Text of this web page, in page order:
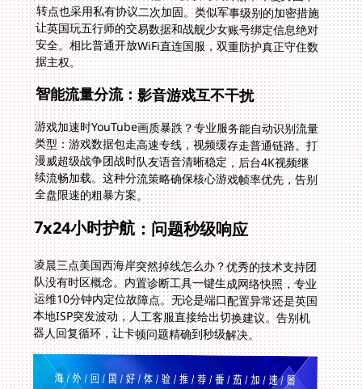
据主权。
智能流量分流：影音游戏互不干扰
游戏加速时YouTube画质暴跌？专业服务能自动识别流量
类型：游戏数据包走高速专线，视频缓存走普通链路。打
漫威超级战争团战时队友语音清晰稳定，后台4K视频继
续流畅加载。这种分流策略确保核心游戏帧率优先，告别
全盘限速的粗暴方案。
7x24小时护航：问题秒级响应
凌晨三点美国西海岸突然掉线怎么办？优秀的技术支持团
队没有时区概念。内置诊断工具一键生成网络快照，专业
运维10分钟内定位故障点。无论是端口配置异常还是英国
本地ISP突发波动，人工客服直接给出切换建议。告别机
器人回复循环，让卡顿问题精确到秒级解决。